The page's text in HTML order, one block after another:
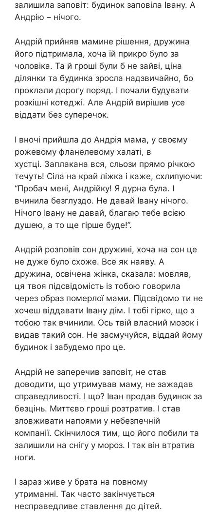
залишила заповіт: будинок заповіла Івану. А
Андрію – нічого.
Андрій прийняв мамине рішення, дружина
його підтримала, хоча їй прикро було за
чоловіка. Та й гроші були б не зайві, ціна
ділянки та будинка зросла надзвичайно, бо
проклали дорогу поряд. І почали будувати
розкішні котеджі. Але Андрій вирішив усе
віддати без суперечок.
І вночі прийшла до Андрія мама, у своєму
рожевому фланелевому халаті, в
хустці. Заплакана вся, сльози прямо річкою
течуть! Сіла на край ліжка і каже, схлипуючи:
“Пробач мені, Андрійку! Я дурна була. І
вчинила безглуздо. Не давай Івану нічого.
Нічого Івану не давай, благаю тебе всією
душею, а то ще гірше буде!”.
Андрій розповів сон дружині, хоча на сон це
не дуже було схоже. Все як наяву. А
дружина, освічена жінка, сказала: мовляв,
ця твоя підсвідомість із тобою говорила
через образ померлої мами. Підсвідомо ти не
хочеш віддавати Івану дім. І тобі гірко, що з
тобою так вчинили. Ось твій власний мозок і
видав такий сон. Не засмучуйся, віддай йому
будинок і забудемо про це.
Андрій не заперечив заповіт, не став
доводити, що утримував маму, не зажадав
справедливості. І що? Іван продав будинок за
безцінь. Миттєво гроші розтратив. І став
зловживати напоями у небезпечній
компанії. Скінчилося тим, що його побили та
залишили на снігу у мороз. І так він втратив
ноги.
І зараз живе у брата на повному
утриманні. Так часто закінчується
несправедливе ставлення до дітей.